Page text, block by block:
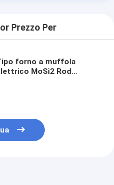
Prezzo Per
forno a muffola
MoSi2 Rod